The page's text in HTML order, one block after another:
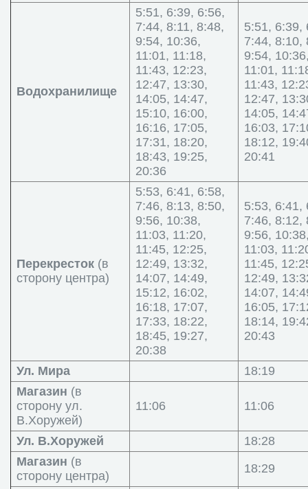
Водохранилище
5:51, 6:39, 6:56,
7:44, 8:11, 8:48,
9:54, 10:36,
11:01, 11:18,
11:43, 12:23,
12:47, 13:30,
14:05, 14:47,
15:10, 16:00,
16:16, 17:05,
17:31, 18:20,
18:43, 19:25,
20:36
5:51, 6:39,
7:44, 8:10,
9:54,
11:01,
11:43,
12:47,
14:05,
16:03,
18:12,
20:41
Перекресток (в
сторону центра)
5:53, 6:41, 6:58,
7:46, 8:13, 8:50,
9:56, 10:38,
11:03, 11:20,
11:45, 12:25,
12:49, 13:32,
14:07, 14:49,
15:12, 16:02,
16:18, 17:07,
17:33, 18:22,
18:45, 19:27,
20:38
5:53, 6:41,
7:46, 8:12,
9:56,
11:03,
11:45,
12:49,
14:07,
16:05,
18:14,
20:43
Ул. Мира
18:19
Магазин (в
сторону ул.
В.Хоружей)
11:06 11:06
Ул. В.Хоружей
18:28
Магазин (в
сторону центра)
18:29